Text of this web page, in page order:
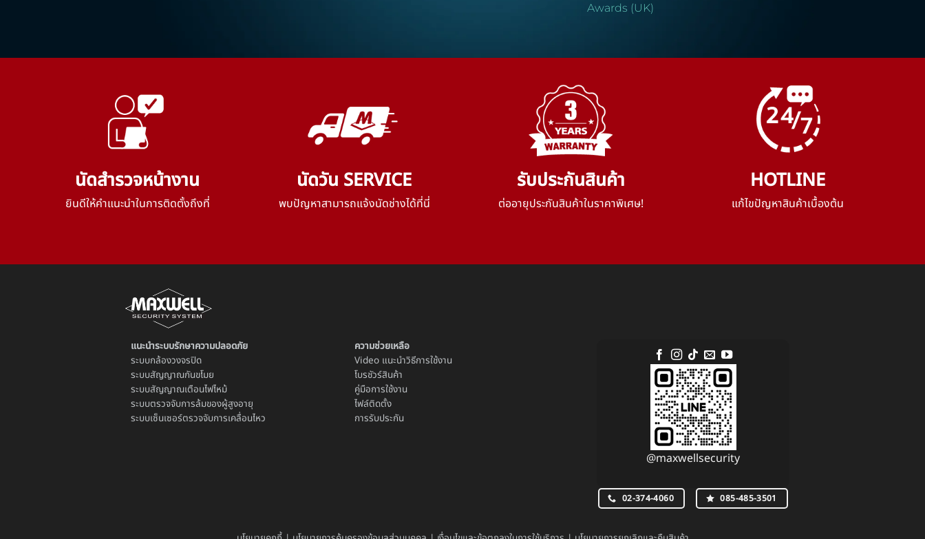
Awards (UK)
นัดสำรวจหน้างาน
ยินดีให้คำแนะนำในการติดตั้งถึงที่
นัดวัน SERVICE
พบปัญหาสามารถแจ้งนัดช่างได้ที่นี่
รับประกันสินค้า
ต่ออายุประกันสินค้าในราคาพิเศษ!
HOTLINE
แก้ไขปัญหาสินค้าเบื้องต้น
แนะนำระบบรักษาความปลอดภัย
ระบบกล้องวงจรปิด
ระบบสัญญาณกันขโมย
ระบบสัญญาณเตือนไฟไหม้
ระบบตรวจจับการล้มของผู้สูงอายุ
ระบบเซ็นเซอร์ตรวจจับการเคลื่อนไหว
ความช่วยเหลือ
Video แนะนำวิธีการใช้งาน
โบรชัวร์สินค้า
คู่มือการใช้งาน
ไฟล์ติดตั้ง
การรับประกัน
@maxwellsecurity
02-374-4060 085-485-3501